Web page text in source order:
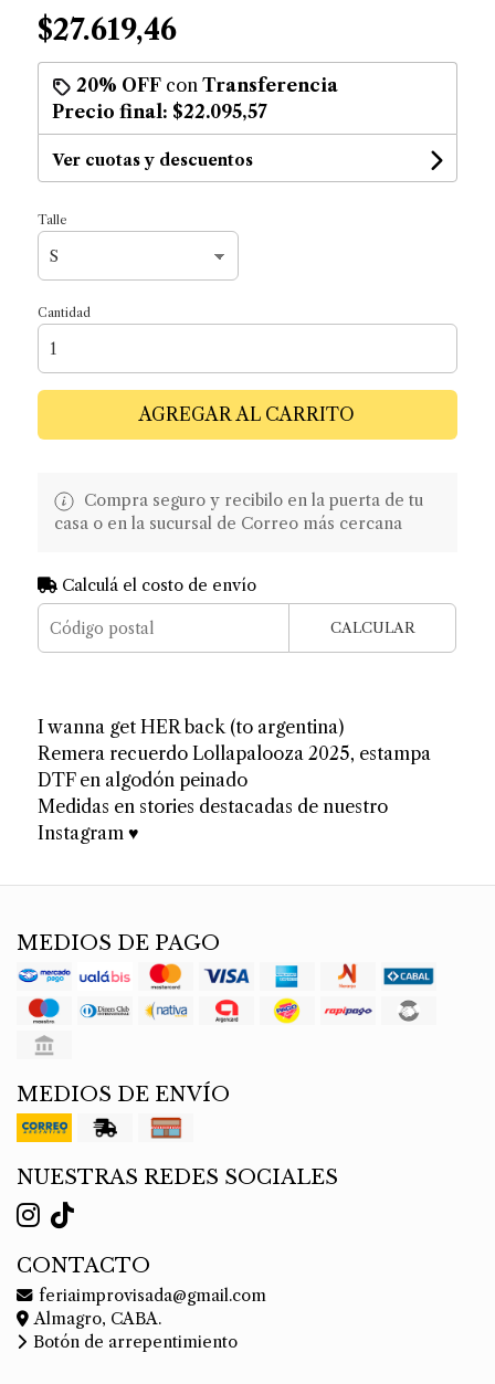
$27.619,46
20% OFFcon Transferencia
Precio final: $22.095,57
Ver cuotas y descuentos
Talle
Cantidad
AGREGAR AL CARRITO
Compra seguro y recibilo en la puerta de tu
casa o en la sucursal de Correo más cercana
Calculá el costo de envío
CALCULAR
I wanna get HER back (to argentina)
Remera recuerdo Lollapalooza 2025, estampa
DTF en algodón peinado
Medidas en stories destacadas de nuestro
Instagram ♥
MEDIOS DE PAGO
MEDIOS DE ENVÍO
NUESTRAS REDES SOCIALES
CONTACTO
feriaimprovisada@gmail.com
Almagro, CABA.
Botón de arrepentimiento